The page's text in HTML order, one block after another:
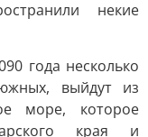
некие
года несколько
выйдут из
море, которое
края и